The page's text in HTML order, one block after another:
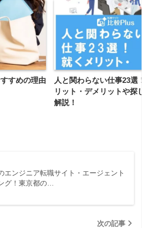
すめの理由
人と関わらない仕事23選
リット・デメリットや探
解説！
エンジニア転職サイト・エージェント
グ！東京都の…
次の記事